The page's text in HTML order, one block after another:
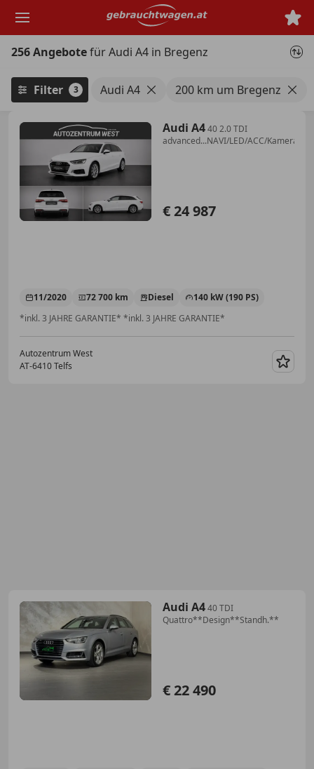
Hauptinhalt
256 Angebotefür Audi A4 in Bregenz
Filter 3 Audi A4 200 km um Bregenz
Audi A440 2.0 TDI
advanced...NAVI/LED/ACC/Kamera
€ 24 987
11/2020 72 700 km Diesel
140 kW (190 PS)
*inkl. 3 JAHRE GARANTIE* *inkl. 3 JAHRE GARANTIE*
Autozentrum West
AT-6410 Telfs
Audi A440 TDI
Quattro**Design**Standh.**
€ 22 490